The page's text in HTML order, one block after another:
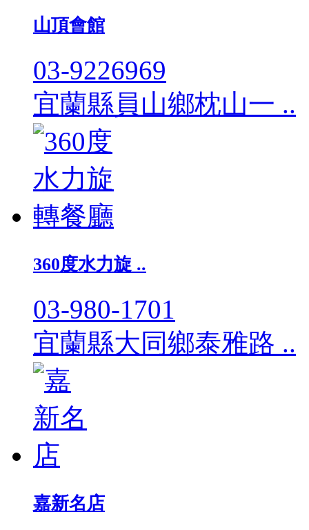
山頂會館
03-9226969
宜蘭縣員山鄉枕山一 ..
360度水力旋 ..
03-980-1701
宜蘭縣大同鄉泰雅路 ..
嘉新名店